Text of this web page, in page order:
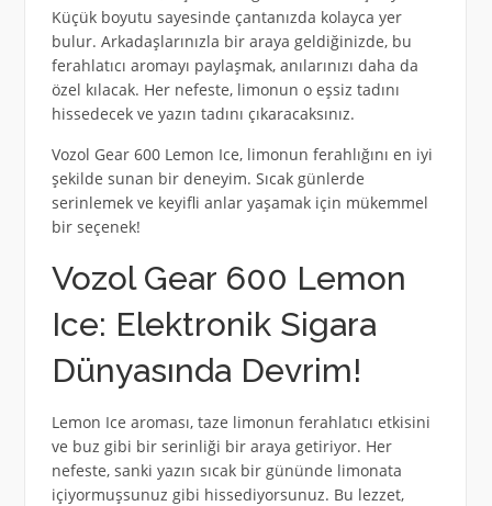
Küçük boyutu sayesinde çantanızda kolayca yer
bulur. Arkadaşlarınızla bir araya geldiğinizde, bu
ferahlatıcı aromayı paylaşmak, anılarınızı daha da
özel kılacak. Her nefeste, limonun o eşsiz tadını
hissedecek ve yazın tadını çıkaracaksınız.
Vozol Gear 600 Lemon Ice, limonun ferahlığını en iyi
şekilde sunan bir deneyim. Sıcak günlerde
serinlemek ve keyifli anlar yaşamak için mükemmel
bir seçenek!
Vozol Gear 600 Lemon
Ice: Elektronik Sigara
Dünyasında Devrim!
Lemon Ice aroması, taze limonun ferahlatıcı etkisini
ve buz gibi bir serinliği bir araya getiriyor. Her
nefeste, sanki yazın sıcak bir gününde limonata
içiyormuşsunuz gibi hissediyorsunuz. Bu lezzet,